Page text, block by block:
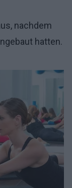
nachdem
hatten.